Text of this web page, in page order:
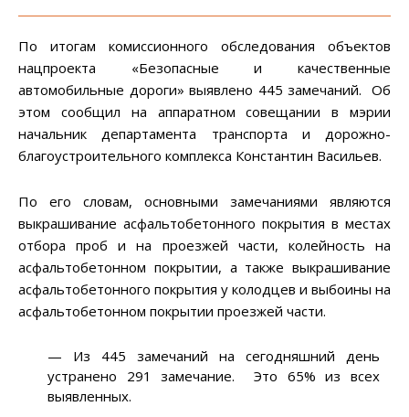
По итогам комиссионного обследования объектов
нацпроекта «Безопасные и качественные
автомобильные дороги» выявлено 445 замечаний. Об
этом сообщил на аппаратном совещании в мэрии
начальник департамента транспорта и дорожно-
благоустроительного комплекса Константин Васильев.
По его словам, основными замечаниями являются
выкрашивание асфальтобетонного покрытия в местах
отбора проб и на проезжей части, колейность на
асфальтобетонном покрытии, а также выкрашивание
асфальтобетонного покрытия у колодцев и выбоины на
асфальтобетонном покрытии проезжей части.
— Из 445 замечаний на сегодняшний день
устранено 291 замечание. Это 65% из всех
выявленных.